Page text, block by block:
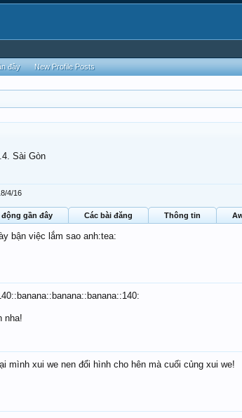
Sài Gòn
4/16
động gần đây Các bài đăng Thông tin
bận việc lắm sao anh:tea:
nha!
mình xui we nen đổi hình cho hên mà cuối củng xui we!
đây New Profile Posts